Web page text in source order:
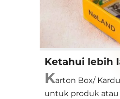
Ketahui lebih
Karton Box/
untuk produk atau